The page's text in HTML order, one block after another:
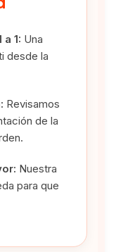
1: Una
desde la
Revisamos
de la
Nuestra
para que